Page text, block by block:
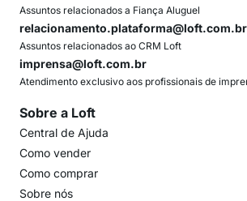
Assuntos relacionados a Fiança Aluguel
relacionamento.plataforma@loft.com.br
Assuntos relacionados ao CRM Loft
imprensa@loft.com.br
Atendimento exclusivo aos profissionais de
Sobre a Loft
Central de Ajuda
Como vender
Como comprar
Sobre nós